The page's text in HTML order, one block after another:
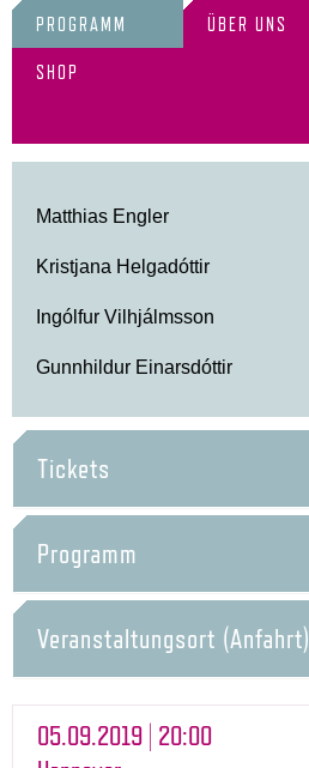
PROGRAMM ÜBER UNS
SHOP
Matthias Engler
Kristjana Helgadóttir
Ingólfur Vilhjálmsson
Gunnhildur Einarsdóttir
Tickets
Programm
Veranstaltungsort (Anfahrt)
05.09.2019 | 20:00